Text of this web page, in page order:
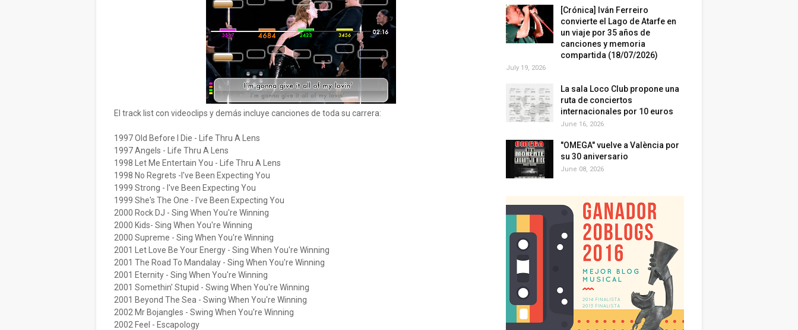
El track list con videoclips y demás incluye canciones de toda su carrera:
1997 Old Before I Die - Life Thru A Lens
1997 Angels - Life Thru A Lens
1998 Let Me Entertain You - Life Thru A Lens
1998 No Regrets -I've Been Expecting You
1999 Strong - I've Been Expecting You
1999 She's The One - I've Been Expecting You
2000 Rock DJ - Sing When You're Winning
2000 Kids- Sing When You're Winning
2000 Supreme - Sing When You're Winning
2001 Let Love Be Your Energy - Sing When You're Winning
2001 The Road To Mandalay - Sing When You're Winning
2001 Eternity - Sing When You're Winning
2001 Somethin' Stupid - Swing When You're Winning
2001 Beyond The Sea - Swing When You're Winning
2002 Mr Bojangles - Swing When You're Winning
2002 Feel - Escapology
[Crónica] Iván Ferreiro
convierte el Lago de Atarfe en
un viaje por 35 años de
canciones y memoria
compartida (18/07/2026)
July 19, 2026
La sala Loco Club propone una
ruta de conciertos
internacionales por 10 euros
June 16, 2026
"OMEGA" vuelve a València por
su 30 aniversario
June 08, 2026